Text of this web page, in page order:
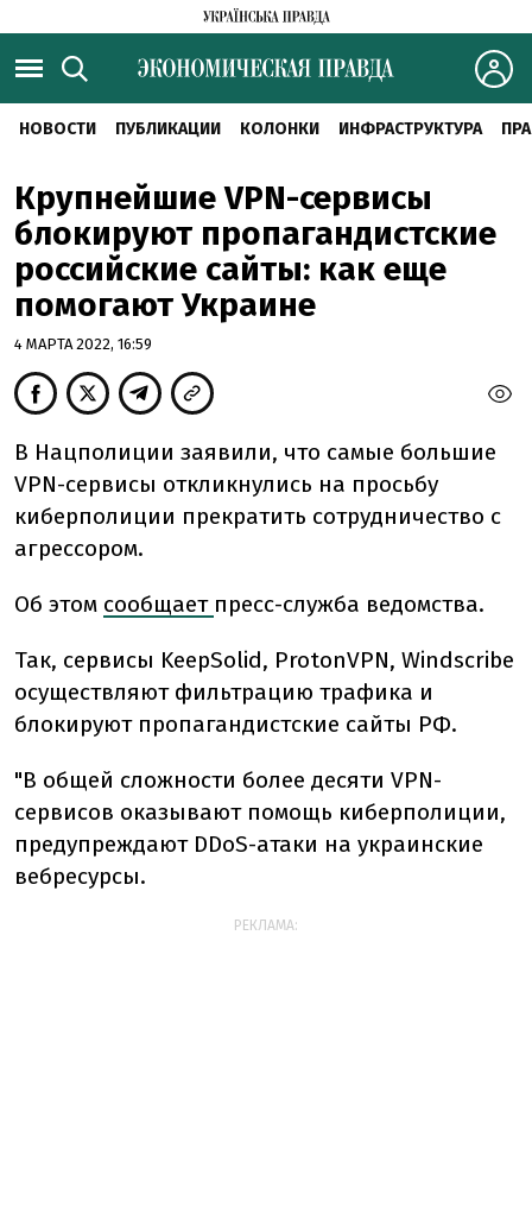
НОВОСТИ ПУБЛИКАЦИИ КОЛОНКИ ИНФРАСТРУКТУРА
Крупнейшие VPN-сервисы
блокируют пропагандистские
российские сайты: как еще
помогают Украине
4 МАРТА 2022, 16:59
В Нацполиции заявили, что самые большие
VPN-сервисы откликнулись на просьбу
киберполиции прекратить сотрудничество с
агрессором.
Об этом сообщает пресс-служба ведомства.
Так, сервисы KeepSolid, ProtonVPN, Windscribe
осуществляют фильтрацию трафика и
блокируют пропагандистские сайты РФ.
"В общей сложности более десяти VPN-
сервисов оказывают помощь киберполиции,
предупреждают DDoS-атаки на украинские
вебресурсы.
РЕКЛАМА: